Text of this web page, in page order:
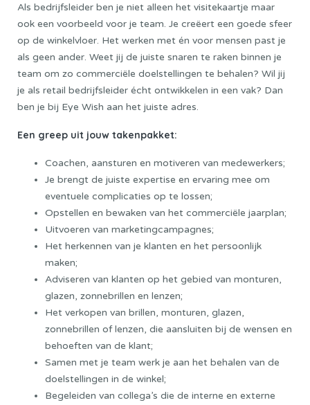
Als bedrijfsleider ben je niet alleen het visitekaartje maar
ook een voorbeeld voor je team. Je creëert een goede sfeer
op de winkelvloer. Het werken met én voor mensen past je
als geen ander. Weet jij de juiste snaren te raken binnen je
team om zo commerciële doelstellingen te behalen? Wil jij
je als retail bedrijfsleider écht ontwikkelen in een vak? Dan
ben je bij Eye Wish aan het juiste adres.
Een greep uit jouw takenpakket:
Coachen, aansturen en motiveren van medewerkers;
Je brengt de juiste expertise en ervaring mee om
eventuele complicaties op te lossen;
Opstellen en bewaken van het commerciële jaarplan;
Uitvoeren van marketingcampagnes;
Het herkennen van je klanten en het persoonlijk
maken;
Adviseren van klanten op het gebied van monturen,
glazen, zonnebrillen en lenzen;
Het verkopen van brillen, monturen, glazen,
zonnebrillen of lenzen, die aansluiten bij de wensen en
behoeften van de klant;
Samen met je team werk je aan het behalen van de
doelstellingen in de winkel;
Begeleiden van collega’s die de interne en externe